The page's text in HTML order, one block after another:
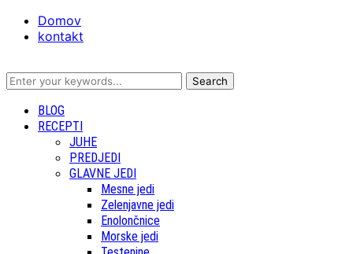
Domov
kontakt
BLOG
RECEPTI
JUHE
PREDJEDI
GLAVNE JEDI
Mesne jedi
Zelenjavne jedi
Enolončnice
Morske jedi